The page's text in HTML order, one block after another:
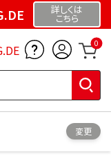
詳しくは
こちら
0
変更